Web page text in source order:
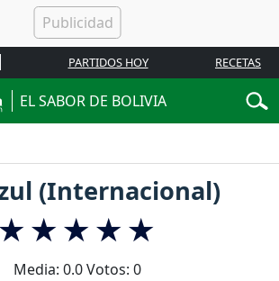
PARTIDOS HOY RECETAS
EL SABOR DE BOLIVIA
(Internacional)
Media: 0.0Votos: 0